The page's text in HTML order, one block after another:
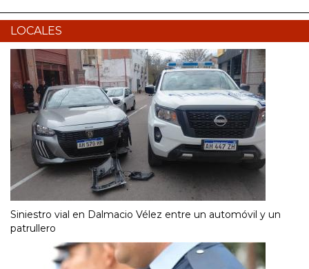
LOCALES
Siniestro vial en Dalmacio Vélez entre un automóvil y un
patrullero